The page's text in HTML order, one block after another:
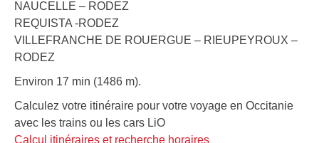
NAUCELLE – RODEZ
REQUISTA -RODEZ
VILLEFRANCHE DE ROUERGUE – RIEUPEYROUX –
RODEZ
Environ 17 min (1486 m).
Calculez votre itinéraire pour votre voyage en Occitanie
avec les trains ou les cars LiO
Calcul itinéraires et recherche horaires